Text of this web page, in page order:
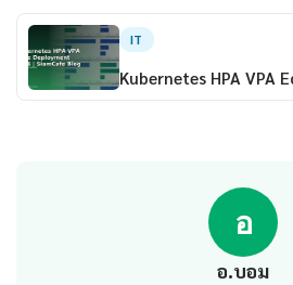
IT
Kubernetes HPA VPA
อ
อ.บอม